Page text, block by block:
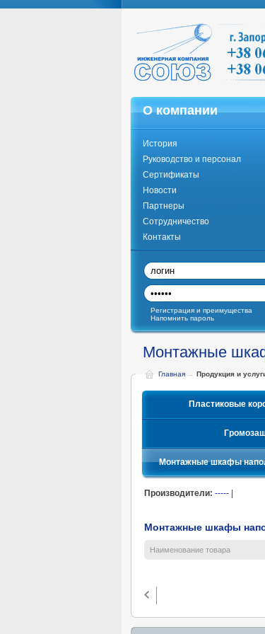
О компании
История
Руководство и персонал
Сертификаты
Новости
Партнеры
Сотрудничество
Контакты
Регистрация и преимущества
Напомнить пароль
Монтажные
Главная → Продукция и
Пластиковые
Монтажные шкафы
Производители: -----
Монтажные шкафы
Наименование товара